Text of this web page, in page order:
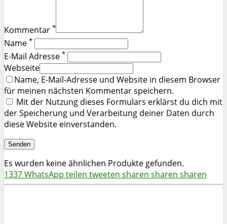
Kommentar *
Name *
E-Mail Adresse *
Webseite
Name, E-Mail-Adresse und Website in diesem Browser
für meinen nächsten Kommentar speichern.
Mit der Nutzung dieses Formulars erklärst du dich mit
der Speicherung und Verarbeitung deiner Daten durch
diese Website einverstanden.
Es wurden keine ähnlichen Produkte gefunden.
1337WhatsApp teilen tweeten sharen sharen sharen